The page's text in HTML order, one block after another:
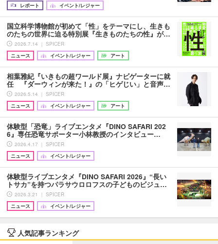
レポート
イベント/レジャー
国立科学博物館が初めて「性」をテーマにし、生きも
のたちの世界に迫る特別展『生きものたちの性』が…
2026.7.14 ｜ SPICER
ニュース
イベント/レジャー アート
相葉雅紀『いきもの超ワールド展』ナビゲーターに就
任 『ダーウィンが来た！』の「ヒゲじい」と音声…
2026.5.14 ｜ SPICER
ニュース
イベント/レジャー アート
体験型「恐竜」ライブエンタメ『DINO SAFARI 202
6』専任恐竜サポーター小林教授のインタビュー…
2026.4.17 ｜ SPICER
ニュース
イベント/レジャー
体験型ライブエンタメ『DINO SAFARI 2026』“長い
トサカ”を持つパラサウロロフスの子どものビジュ…
2026.3.21 ｜ SPICER
ニュース
イベント/レジャー
人気記事ランキング